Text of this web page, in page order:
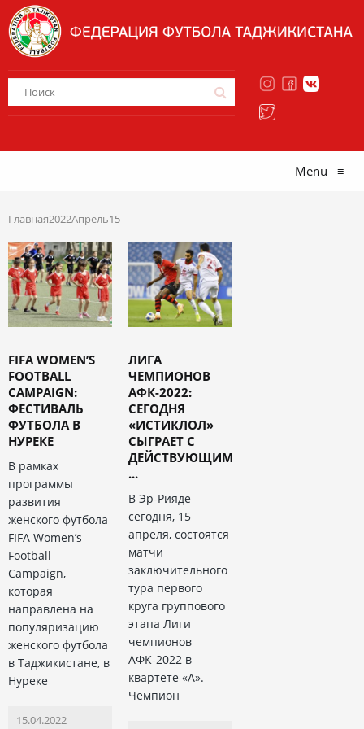
Menu ≡
Главная2022Апрель15
FIFA WOMEN’S
FOOTBALL
CAMPAIGN:
ФЕСТИВАЛЬ
ФУТБОЛА В
НУРЕКЕ
В рамках
программы
развития
женского футбола
FIFA Women’s
Football
Campaign,
которая
направлена на
популяризацию
женского футбола
в Таджикистане, в
Нуреке
15.04.2022
ЛИГА
ЧЕМПИОНОВ
АФК-2022:
СЕГОДНЯ
«ИСТИКЛОЛ»
СЫГРАЕТ С
ДЕЙСТВУЮЩИМ
...
В Эр-Рияде
сегодня, 15
апреля, состоятся
матчи
заключительного
тура первого
круга группового
этапа Лиги
чемпионов
АФК-2022 в
квартете «А».
Чемпион